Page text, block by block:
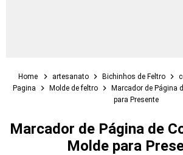
Home artesanato Bichinhos de Feltro
Pagina
Molde de feltro
Marcador de Página
para Presente
Marcador de Página de
Molde para